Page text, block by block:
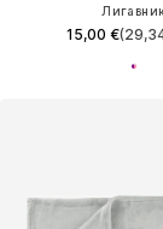
15,00 €